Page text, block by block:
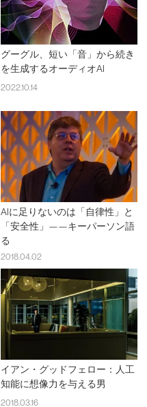
グーグル、短い「音」から続き
を生成するオーディオAI
2022.10.14
AIに足りないのは「自律性」と
「安全性」——キーパーソン語
る
2018.04.02
イアン・グッドフェロー：人工
知能に想像力を与える男
2018.03.16